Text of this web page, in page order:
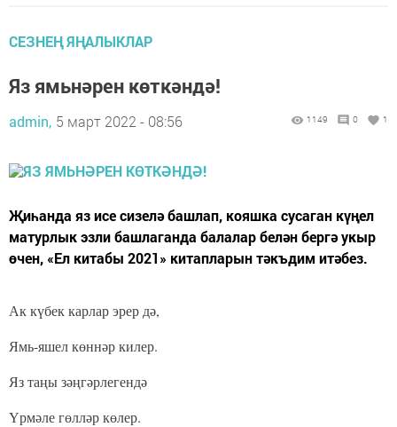
СЕЗНЕҢ ЯҢАЛЫКЛАР
Яз ямьнәрен көткәндә!
admin, 5 март 2022 - 08:56 1149 0 1
Җиһанда яз исе сизелә башлап, кояшка сусаган күңел
матурлык эзли башлаганда балалар белән бергә укыр
өчен, «Ел китабы 2021» китапларын тәкъдим итәбез.
Ак күбек карлар эрер дә,
Ямь-яшел көннәр килер.
Яз таңы зәңгәрлегендә
Үрмәле гөлләр көлер.